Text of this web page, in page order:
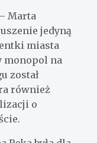
Marta
jedyną
miasta
monopol na
został
również
o